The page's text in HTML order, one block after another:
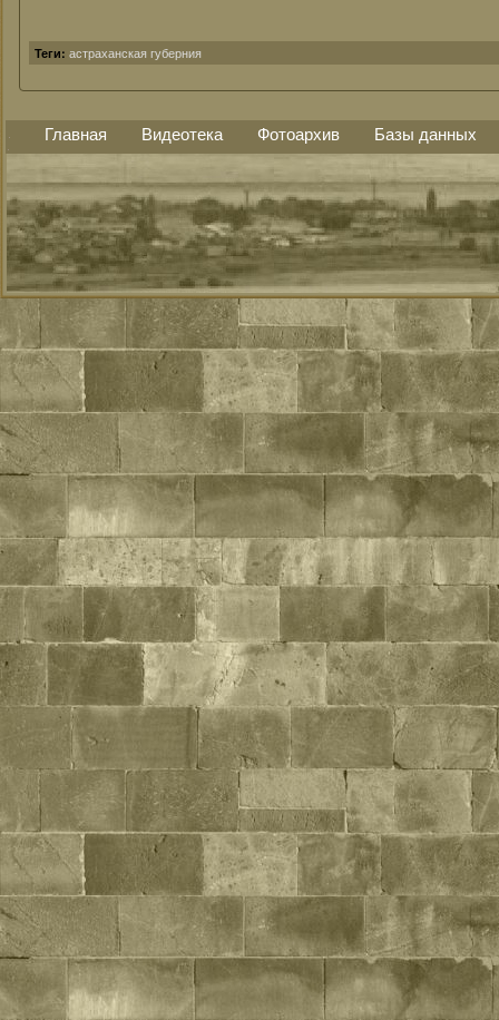
Теги: астраханская губерния
Главная Видеотека Фотоархив Базы данных